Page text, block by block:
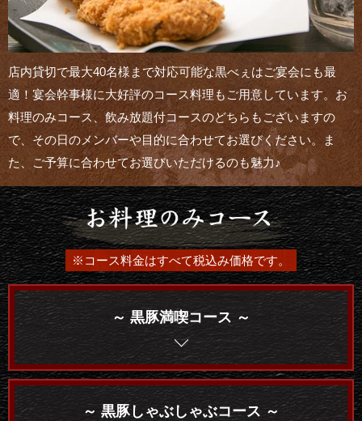
店内貸切で最大40名様まで対応可能な黒べぇはご宴会にも最
適！宴会幹事様に大好評のコース料理もご用意しています。お
料理のみコース、飲み放題付コースのどちらもございますの
で、その日のメンバーや目的に合わせてお選びください。ま
た、ご予算に合わせてお選びいただけるのも魅力♪
※コース料金はすべて税込み価格です。
～ 黒豚満喫コース ～
～ 黒豚しゃぶしゃぶコース ～